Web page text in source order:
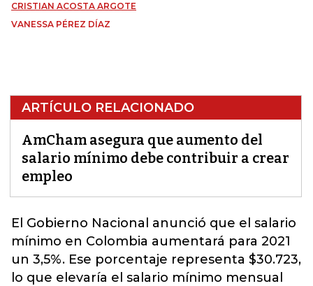
CRISTIAN ACOSTA ARGOTE
VANESSA PÉREZ DÍAZ
ARTÍCULO RELACIONADO
AmCham asegura que aumento del
salario mínimo debe contribuir a crear
empleo
El Gobierno Nacional anunció que el salario
mínimo en Colombia aumentará para 2021
un 3,5%. Ese porcentaje representa $30.723,
lo que elevaría el salario mínimo mensual